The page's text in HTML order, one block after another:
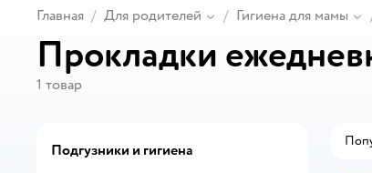
Главная Для родителей Гигиена для мамы
Прокладки
1 товар
Подгузники и гигиена